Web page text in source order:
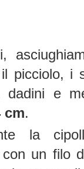
picciolo, i
dadini e
cm.
la
un filo